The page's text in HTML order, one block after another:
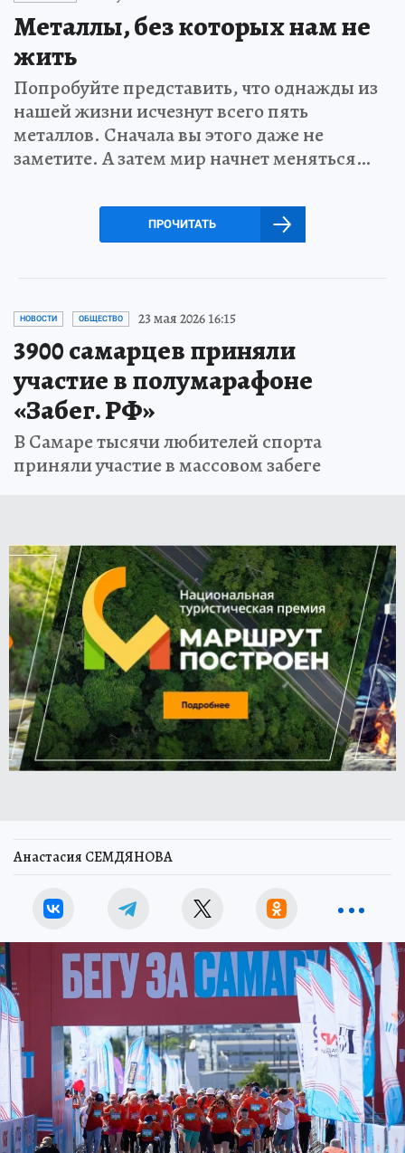
Металлы, без которых нам не
жить
Попробуйте представить, что однажды из
нашей жизни исчезнут всего пять
металлов. Сначала вы этого даже не
заметите. А затем мир начнет меняться…
ПРОЧИТАТЬ
НОВОСТИ ОБЩЕСТВО 23 мая 2026 16:15
3900 самарцев приняли
участие в полумарафоне
«Забег. РФ»
В Самаре тысячи любителей спорта
приняли участие в массовом забеге
Анастасия СЕМДЯНОВА